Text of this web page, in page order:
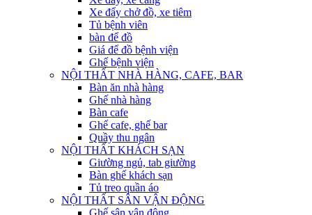
Xe đẩy chở đồ, xe tiêm
Tủ bệnh viên
bàn để đồ
Giá để đồ bệnh viện
Ghế bệnh viện
NỘI THẤT NHÀ HÀNG, CAFE, BAR
Bàn ăn nhà hàng
Ghế nhà hàng
Bàn cafe
Ghế cafe, ghế bar
Quầy thu ngân
NỘI THẤT KHÁCH SẠN
Giường ngủ, tab giường
Bàn ghế khách sạn
Tủ treo quần áo
NỘI THẤT SÂN VẬN ĐỘNG
Ghế sân vận động